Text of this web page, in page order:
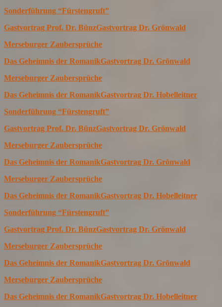
Sonderführung “Fürstengruft”
Gastvortrag Prof. Dr. BünzGastvortrag Dr. Grönwald
Merseburger Zaubersprüche
Das Geheimnis der RomanikGastvortrag Dr. Grönwald
Merseburger Zaubersprüche
Das Geheimnis der RomanikGastvortrag Dr. Hobelleitner
Sonderführung “Fürstengruft”
Gastvortrag Prof. Dr. BünzGastvortrag Dr. Grönwald
Merseburger Zaubersprüche
Das Geheimnis der RomanikGastvortrag Dr. Grönwald
Merseburger Zaubersprüche
Das Geheimnis der RomanikGastvortrag Dr. Hobelleitner
Sonderführung “Fürstengruft”
Gastvortrag Prof. Dr. BünzGastvortrag Dr. Grönwald
Merseburger Zaubersprüche
Das Geheimnis der RomanikGastvortrag Dr. Grönwald
Merseburger Zaubersprüche
Das Geheimnis der RomanikGastvortrag Dr. Hobelleitner